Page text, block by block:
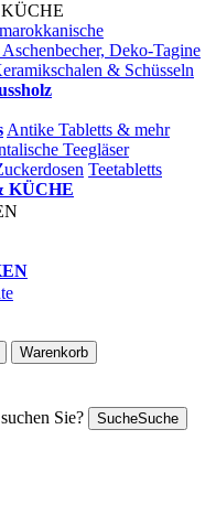
Deko-Tagine
& Schüsseln
Antike Tabletts & mehr
Teegläser
Teetabletts
KÜCHE
Warenkorb
Sie?
SucheSuche